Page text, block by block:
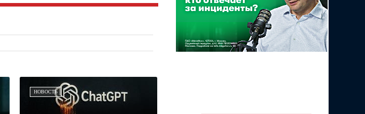
НОВОСТЬ